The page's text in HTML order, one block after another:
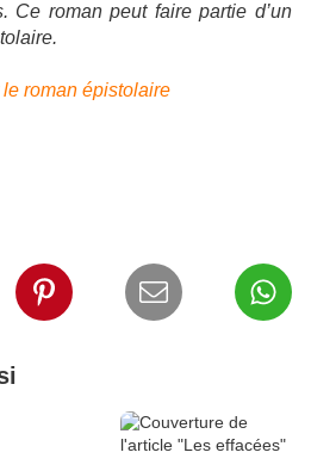
Ce roman peut faire partie d’un
roman épistolaire